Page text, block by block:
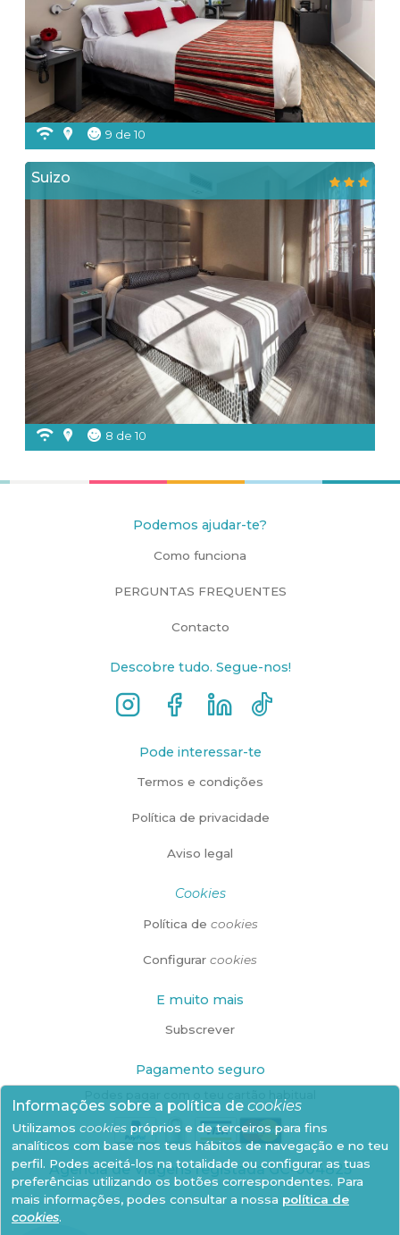
Informações sobre a política de cookies
Utilizamos cookies próprios e de terceiros para fins
analíticos com base nos teus hábitos de navegação e no teu
perfil. Podes aceitá-los na totalidade ou configurar as tuas
preferências utilizando os botões correspondentes. Para
mais informações, podes consultar a nossa política de
cookies.
9 de 10
Suizo
8 de 10
Podemos ajudar-te?
Como funciona
PERGUNTAS FREQUENTES
Contacto
Descobre tudo. Segue-nos!
Pode interessar-te
Termos e condições
Política de privacidade
Aviso legal
Cookies
Política de cookies
Configurar cookies
E muito mais
Subscrever
Pagamento seguro
Agência de Viagens registada GC-004825